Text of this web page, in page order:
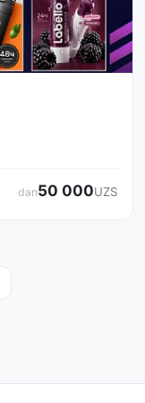
dan50 000UZS